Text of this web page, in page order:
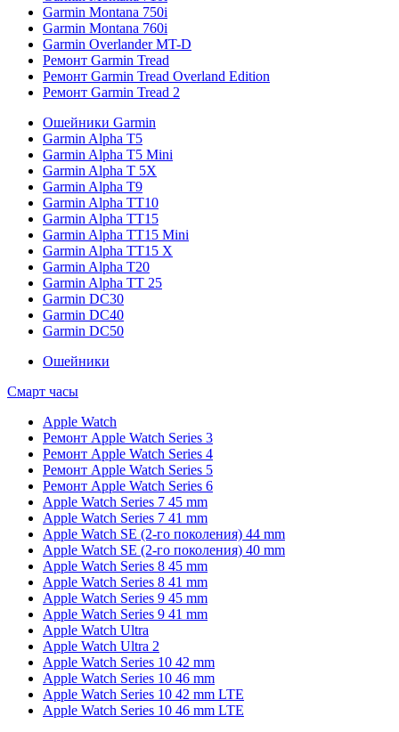
Garmin Montana 750i
Garmin Montana 760i
Garmin Overlander MT-D
Ремонт Garmin Tread
Ремонт Garmin Tread Overland Edition
Ремонт Garmin Tread 2
Ошейники Garmin
Garmin Alpha T5
Garmin Alpha T5 Mini
Garmin Alpha T 5X
Garmin Alpha T9
Garmin Alpha TT10
Garmin Alpha TT15
Garmin Alpha TT15 Mini
Garmin Alpha TT15 X
Garmin Alpha T20
Garmin Alpha TT 25
Garmin DC30
Garmin DC40
Garmin DC50
Ошейники
Смарт часы
Apple Watch
Ремонт Apple Watch Series 3
Ремонт Apple Watch Series 4
Ремонт Apple Watch Series 5
Ремонт Apple Watch Series 6
Apple Watch Series 7 45 mm
Apple Watch Series 7 41 mm
Apple Watch SE (2-го поколения) 44 mm
Apple Watch SE (2-го поколения) 40 mm
Apple Watch Series 8 45 mm
Apple Watch Series 8 41 mm
Apple Watch Series 9 45 mm
Apple Watch Series 9 41 mm
Apple Watch Ultra
Apple Watch Ultra 2
Apple Watch Series 10 42 mm
Apple Watch Series 10 46 mm
Apple Watch Series 10 42 mm LTE
Apple Watch Series 10 46 mm LTE